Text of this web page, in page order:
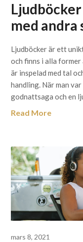
med andra
Ljudböcker är ett
och finns i alla former
är inspelad med tal
handling. När man
godnattsaga och en
Read More
mars 8, 2021